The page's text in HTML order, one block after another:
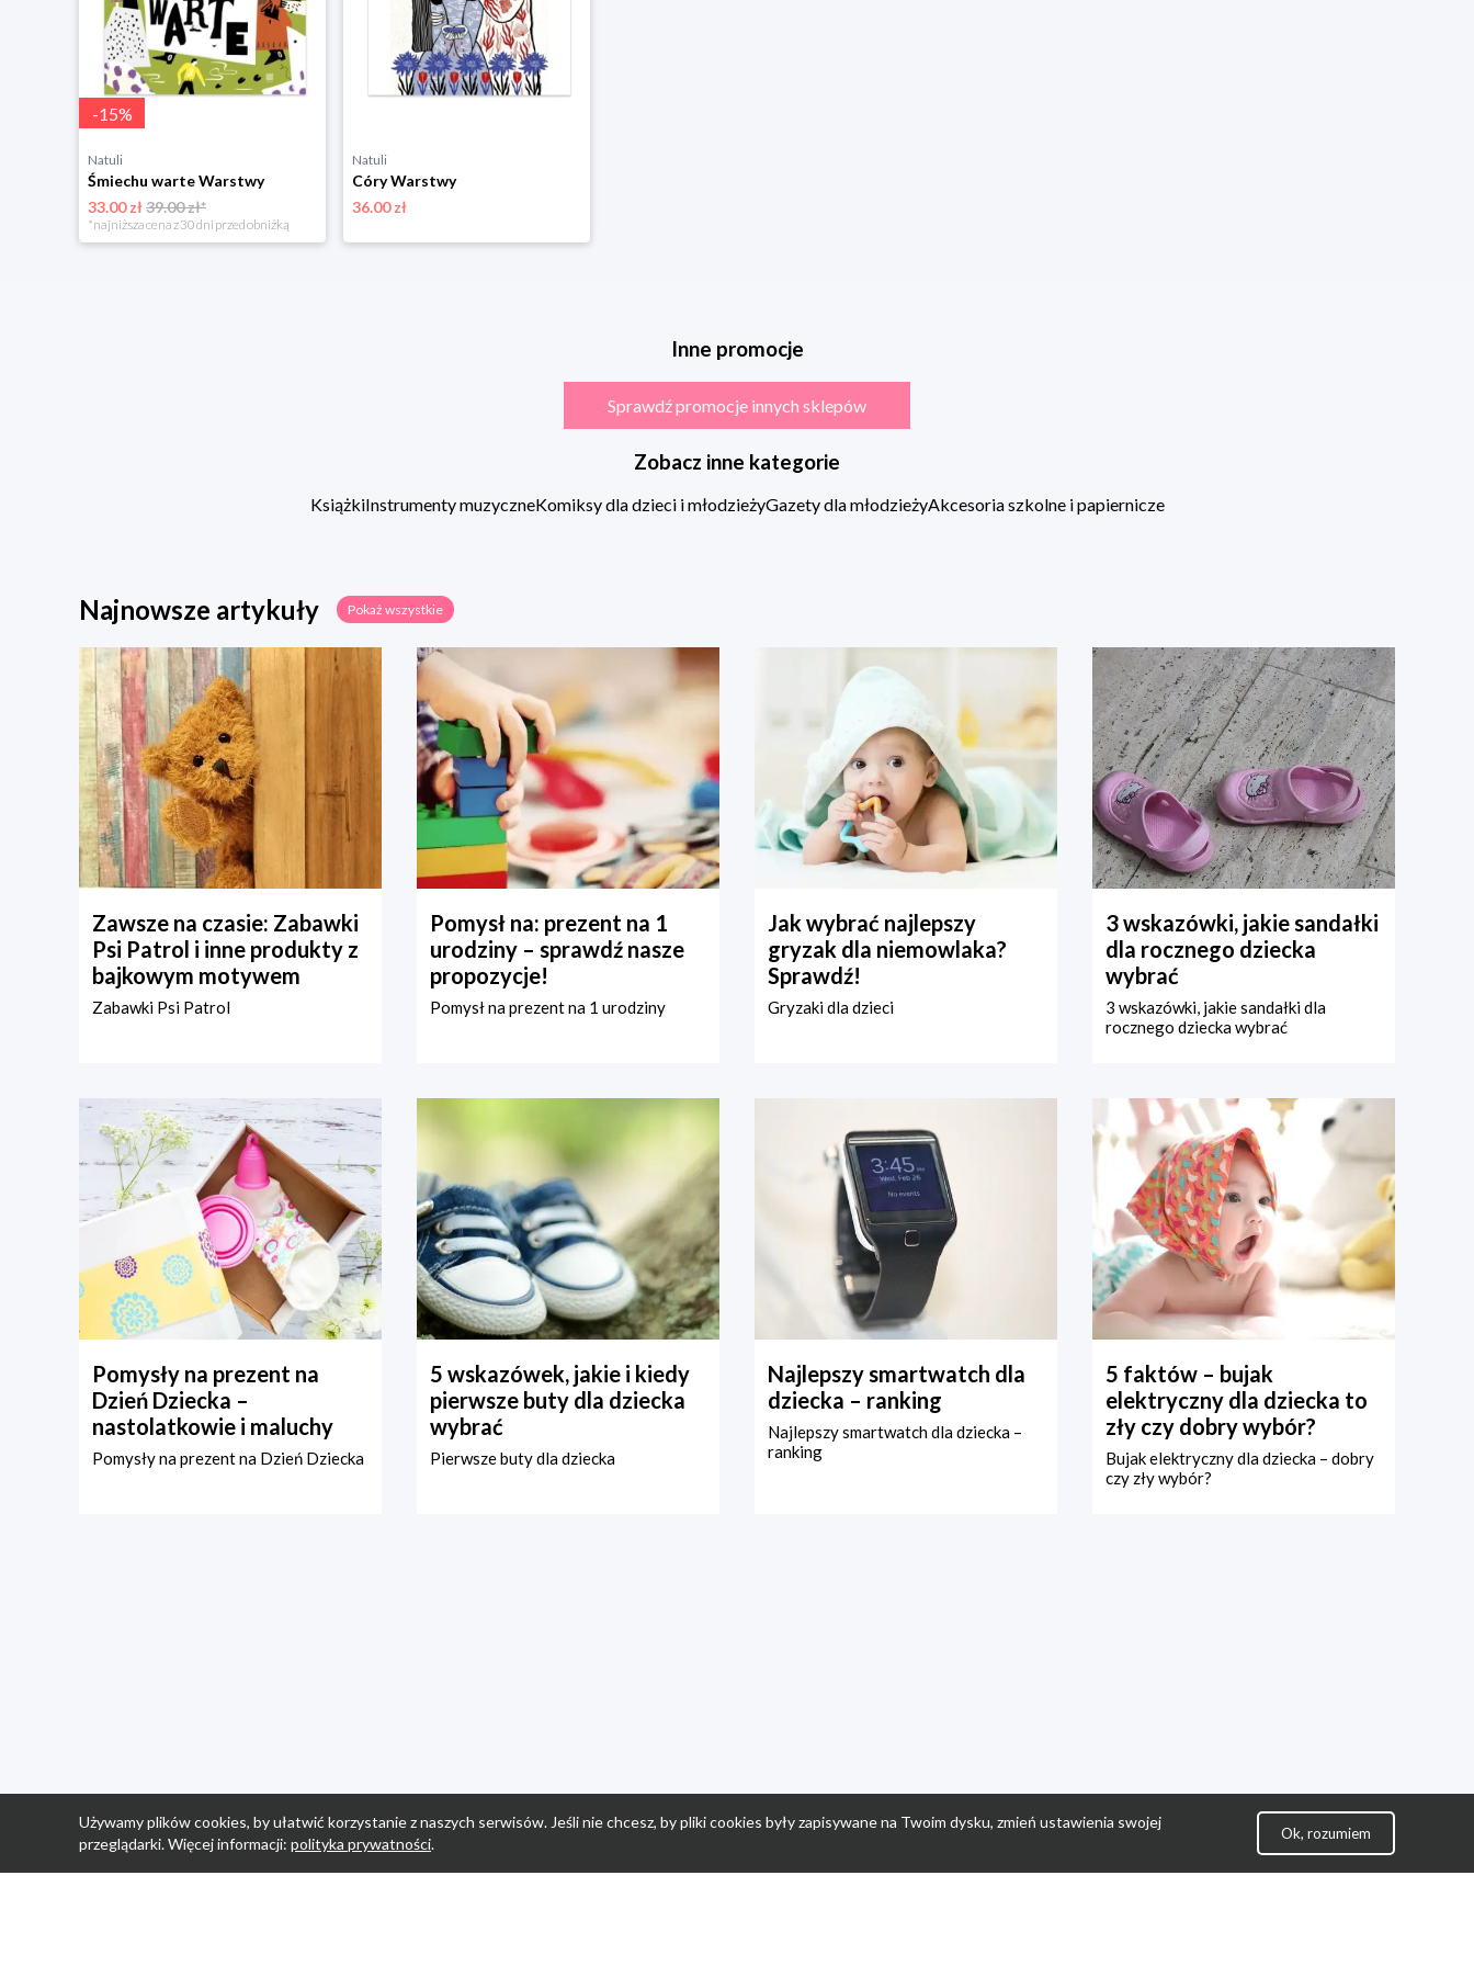
-15%
Natuli
Śmiechu warte Warstwy
33.00 zł39.00 zł*
*najniższa cena z 30 dni przed obniżką
Natuli
Córy Warstwy
36.00 zł
Inne promocje
Sprawdź promocje innych sklepów
Zobacz inne kategorie
KsiążkiInstrumenty muzyczneKomiksy dla dzieci i młodzieżyGazety dla młodzieżyAkcesoria szkolne i papiernicze
Najnowsze artykuły Pokaż wszystkie
Zawsze na czasie: Zabawki
Psi Patrol i inne produkty z
bajkowym motywem
Zabawki Psi Patrol
Pomysł na: prezent na 1
urodziny – sprawdź nasze
propozycje!
Pomysł na prezent na 1 urodziny
Jak wybrać najlepszy
gryzak dla niemowlaka?
Sprawdź!
Gryzaki dla dzieci
3 wskazówki, jakie sandałki
dla rocznego dziecka
wybrać
3 wskazówki, jakie sandałki dla
rocznego dziecka wybrać
Pomysły na prezent na
Dzień Dziecka –
nastolatkowie i maluchy
Pomysły na prezent na Dzień Dziecka
5 wskazówek, jakie i kiedy
pierwsze buty dla dziecka
wybrać
Pierwsze buty dla dziecka
Najlepszy smartwatch dla
dziecka – ranking
Najlepszy smartwatch dla dziecka –
ranking
5 faktów – bujak
elektryczny dla dziecka to
zły czy dobry wybór?
Bujak elektryczny dla dziecka – dobry
czy zły wybór?
Używamy plików cookies, by ułatwić korzystanie z naszych serwisów. Jeśli nie chcesz, by pliki cookies były zapisywane na Twoim dysku, zmień ustawienia swojej
przeglądarki. Więcej informacji: polityka prywatności.
Ok, rozumiem